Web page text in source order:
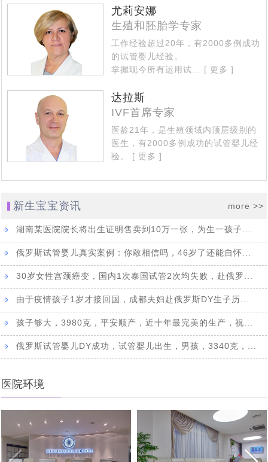
[2021-05-11]
俄罗斯犹太人口危机，30年后可能会消失
2021年海外试管婴儿有什么变化，需要父母将如何做新计
[2021-05-06]
俄罗斯将试管婴儿纳入国家医保，试管婴儿医院称试管婴
儿为“医保公子” [2021-04-27]
独家采访：Saltanat Baikoshkarova专业答复新型冠状病
[2021-04-14]
访谈：有关试管婴儿的13个问题，生殖医生相信科学的力
量，牧师反对IVF
代怀孕妈妈代怀有什么好处
[2021-03-30]
赴海外试管婴儿求子，代怀孕合同里哪些责任与义务
[2021-03-29]
俄罗斯再发重磅公告，政府补助10万鼓励民众加大生育力
度，试管婴儿辅助生殖是一个重要补充 [2021-03-02]
中国朋友找俄罗斯试管婴儿DY机构代怀，你知道代怀妈妈
一家是怎么想的吗
[2020-11-22]
10月17日，成功抵达莫斯科，中国夫妇两拔人马赴俄抱
娃，成功会师 [2020-10-19]
10.10号，直飞莫斯科-单身求子可办医疗签证了，俄罗斯
邀请函终于出来啦 [2020-09-29]
魔法助孕，俄罗斯民间不做试管婴儿时，听说这种求子方
式很有效 [2020-09-26]
海外试管婴儿及代怀法律与规定详解
[2020-09-21]
中国朋友出国求子，小心孩子出生前被“基因调包”，生出
怀求子存在人传人效应 [2020-09-16]
杂情况... [ 更多 ]
尤莉安娜
生殖和胚胎学专家
工作经验超过20年，有2000多例成功
的试管婴儿经验。
掌握现今所有运用试...
[ 更多 ]
达拉斯
IVF首席专家
医龄21年，是生殖领域内顶层级别的
医生，有2000多例成功的试管婴儿经
验。
[ 更多 ]
新生宝宝资讯 more >>
湖南某医院院长将出生证明售卖到10万一张，为生一孩子...
俄罗斯试管婴儿真实案例：你敢相信吗，46岁了还能自怀...
30岁女性宫颈癌变，国内1次泰国试管2次均失败，赴俄罗...
由于疫情孩子1岁才接回国，成都夫妇赴俄罗斯DY生子历...
孩子够大，3980克，平安顺产，近十年最完美的生产，祝...
俄罗斯试管婴儿DY成功，试管婴儿出生，男孩，3340克，...
医院环境